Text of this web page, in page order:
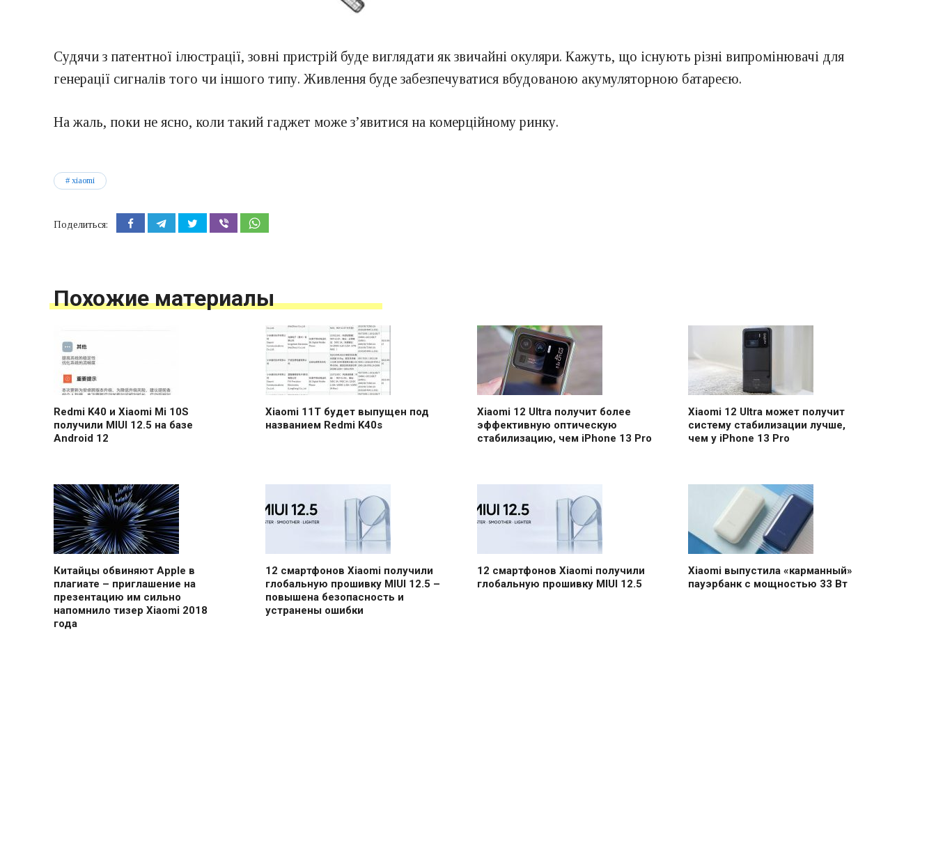
Судячи з патентної ілюстрації, зовні пристрій буде виглядати як звичайні окуляри. Кажуть, що існують різні випромінювачі для
генерації сигналів того чи іншого типу. Живлення буде забезпечуватися вбудованою акумуляторною батареєю.
На жаль, поки не ясно, коли такий гаджет може з’явитися на комерційному ринку.
xiaomi
Поделиться:
Похожие материалы
Redmi K40 и Xiaomi Mi 10S
получили MIUI 12.5 на базе
Android 12
Xiaomi 11T будет выпущен под
названием Redmi K40s
Xiaomi 12 Ultra получит более
эффективную оптическую
стабилизацию, чем iPhone 13 Pro
Xiaomi 12 Ultra может получит
систему стабилизации лучше,
чем у iPhone 13 Pro
Китайцы обвиняют Apple в
плагиате – приглашение на
презентацию им сильно
напомнило тизер Xiaomi 2018
года
12 смартфонов Xiaomi получили
глобальную прошивку MIUI 12.5 –
повышена безопасность и
устранены ошибки
12 смартфонов Xiaomi получили
глобальную прошивку MIUI 12.5
Xiaomi выпустила «карманный»
пауэрбанк с мощностью 33 Вт